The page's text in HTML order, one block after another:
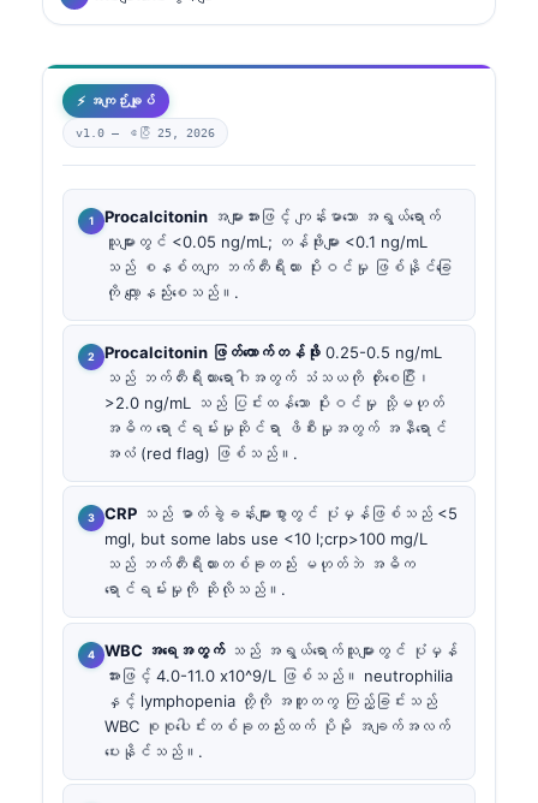
⚡ အကျဉ်းချုပ်
v1.0 — ဧပြီ 25, 2026
Procalcitonin အများအားဖြင့် ကျန်းမာသော အရွယ်ရောက်
သူများတွင် <0.05 ng/mL; တန်ဖိုးများ <0.1 ng/mL
သည် စနစ်တကျ ဘက်တီးရီးယား ပိုးဝင်မှု ဖြစ်နိုင်ခြေ
ကို လျော့နည်းစေသည်။.
Procalcitonin ဖြတ်တောက်တန်ဖိုး 0.25-0.5 ng/mL
သည် ဘက်တီးရီးယားရောဂါအတွက် သံသယကို တိုးစေပြီး၊
>2.0 ng/mL သည် ပြင်းထန်သော ပိုးဝင်မှု သို့မဟုတ်
အဓိက ရောင်ရမ်းမှုဆိုင်ရာ ဖိစီးမှုအတွက် အနီရောင်
အလံ (red flag) ဖြစ်သည်။.
CRP သည် ဓာတ်ခွဲခန်းများစွာတွင် ပုံမှန်ဖြစ်သည် <5
mgl, but some labs use <10 l;crp>100 mg/L
သည် ဘက်တီးရီးယားတစ်ခုတည်း မဟုတ်ဘဲ အဓိက
ရောင်ရမ်းမှုကို ဆိုလိုသည်။.
WBC အရေအတွက်သည် အရွယ်ရောက်သူများတွင် ပုံမှန်
အားဖြင့် 4.0-11.0 x10^9/L ဖြစ်သည်။ neutrophilia
နှင့် lymphopenia တို့ကို အတူတကွ ကြည့်ခြင်းသည်
WBC စုစုပေါင်းတစ်ခုတည်းထက် ပိုမို အချက်အလက်
ပေးနိုင်သည်။.